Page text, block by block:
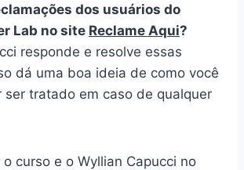
dos usuários do
Lab no site Reclame Aqui?
responde e resolve essas
dá uma boa ideia de como você
ser tratado em caso de qualquer
curso e o Wyllian Capucci no